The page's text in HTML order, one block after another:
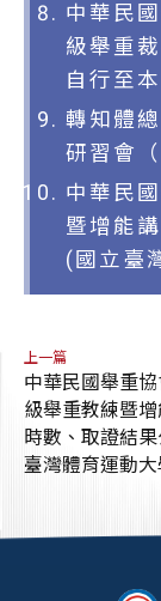
中華民
級舉重
自行至
轉知體
研習會
中華民
暨增能
(國立臺
上一篇
中華民國舉重
級舉重教練暨增
時數、取證結
臺灣體育運動